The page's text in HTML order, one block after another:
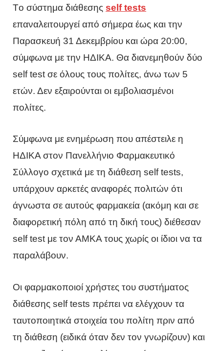
Tο σύστημα διάθεσηςself tests
επαναλειτουργεί από σήμερα έως και την
Παρασκευή 31 Δεκεμβρίου και ώρα 20:00,
σύμφωνα με την ΗΔΙΚΑ. Θα διανεμηθούν δύο
self test σε όλους τους πολίτες, άνω των 5
ετών. Δεν εξαιρούνται οι εμβολιασμένοι
πολίτες.
Σύμφωνα με ενημέρωση που απέστειλε η
ΗΔΙΚΑ στον Πανελλήνιο Φαρμακευτικό
Σύλλογο σχετικά με τη διάθεση self tests,
υπάρχουν αρκετές αναφορές πολιτών ότι
άγνωστα σε αυτούς φαρμακεία (ακόμη και σε
διαφορετική πόλη από τη δική τους) διέθεσαν
self test με τον ΑΜΚΑ τους χωρίς οι ίδιοι να τα
παραλάβουν.
Οι φαρμακοποιοί χρήστες του συστήματος
διάθεσης self tests πρέπει να ελέγχουν τα
ταυτοποιητικά στοιχεία του πολίτη πριν από
τη διάθεση (ειδικά όταν δεν τον γνωρίζουν) και